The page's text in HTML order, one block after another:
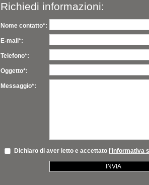
Richiedi informazioni:
Nome contatto*:
E-mail*:
Telefono*:
Oggetto*:
Messaggio*:
Dichiaro di aver letto e accettato l'informativa